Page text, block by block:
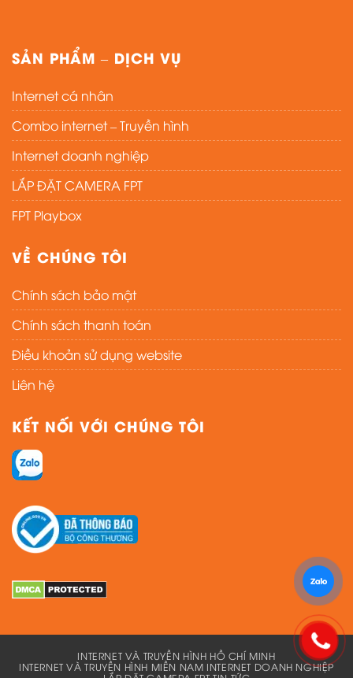
SẢN PHẨM – DỊCH VỤ
Internet cá nhân
Combo internet – Truyền hình
Internet doanh nghiệp
LẮP ĐẶT CAMERA FPT
FPT Playbox
VỀ CHÚNG TÔI
Chính sách bảo mật
Chính sách thanh toán
Điều khoản sử dụng website
Liên hệ
KẾT NỐI VỚI CHÚNG TÔI
INTERNET VÀ TRUYỀN HÌNH HỒ CHÍ MINH
INTERNET VÀ TRUYỀN HÌNH MIỀN NAM INTERNET DOANH NGHIỆP